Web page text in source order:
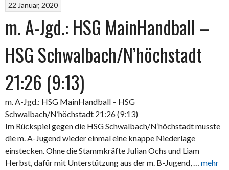
22 Januar, 2020
m. A-Jgd.: HSG MainHandball –
HSG Schwalbach/N’höchstadt
21:26 (9:13)
m. A-Jgd.: HSG MainHandball – HSG
Schwalbach/N’höchstadt 21:26 (9:13)
Im Rückspiel gegen die HSG Schwalbach/N’höchstadt musste
die m. A-Jugend wieder einmal eine knappe Niederlage
einstecken. Ohne die Stammkräfte Julian Ochs und Liam
Herbst, dafür mit Unterstützung aus der m. B-Jugend, … mehr